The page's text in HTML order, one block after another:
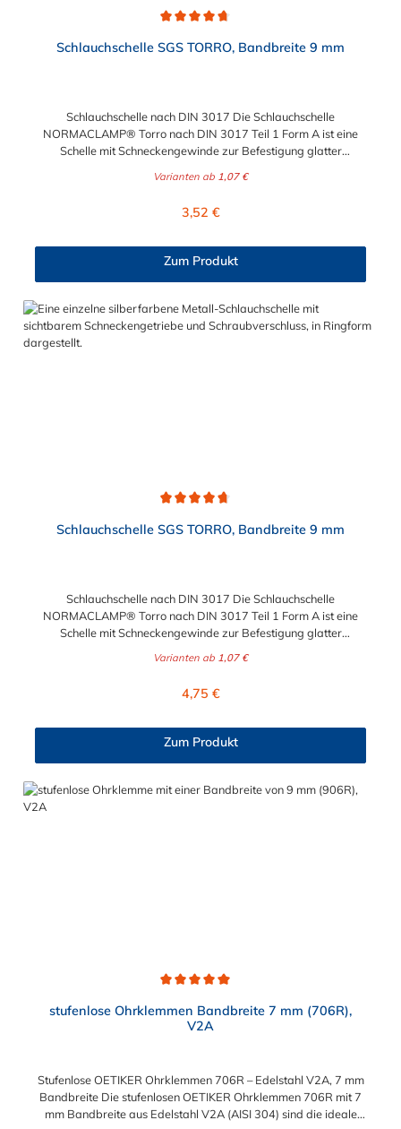
Schlauchschelle SGS TORRO, Bandbreite 9 mm
Schlauchschelle nach DIN 3017 Die Schlauchschelle
NORMACLAMP® Torro nach DIN 3017 Teil 1 Form A ist eine
Schelle mit Schneckengewinde zur Befestigung glatter
aus, ist einfach montierbar, wiederverwendbar und durch ihre
somit die richtige Wahl für Schlauchverbindungen jeglicher Art.
210 mm in verschiedenen Abstufungen frei wählbar.
Varianten ab 1,07 €
Regulärer Preis:
3,52 €
Zum Produkt
Schlauchschelle SGS TORRO, Bandbreite 9 mm
Schlauchschelle nach DIN 3017 Die Schlauchschelle
NORMACLAMP® Torro nach DIN 3017 Teil 1 Form A ist eine
Schelle mit Schneckengewinde zur Befestigung glatter
aus, ist einfach montierbar, wiederverwendbar und durch ihre
somit die richtige Wahl für Schlauchverbindungen jeglicher Art.
210 mm in verschiedenen Abstufungen frei wählbar.
Varianten ab 1,07 €
Regulärer Preis:
4,75 €
Zum Produkt
stufenlose Ohrklemmen Bandbreite 7 mm (706R),
V2A
Stufenlose OETIKER Ohrklemmen 706R – Edelstahl V2A, 7 mm
Bandbreite Die stufenlosen OETIKER Ohrklemmen 706R mit 7
mm Bandbreite aus Edelstahl V2A (AISI 304) sind die ideale